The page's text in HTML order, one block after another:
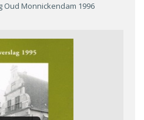
Oud Monnickendam 1996